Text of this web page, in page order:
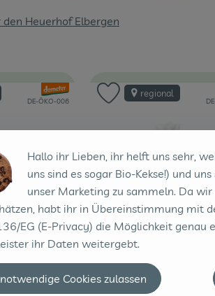
Heuerhof Elbergen
, Verband:
, Kontrollstelle:
DE-ÖKO-006hinzufügen ,
regional
Produkt zu
Hallo ihr Lieben, ihr helft uns sehr,
uns sind es sogar Bio-Kekse!) und
unser Marketing zu sammeln. Da
habt ihr in Übereinstimmung mit
EG (E-Privacy) die Möglichkeit genau
ihr Daten weitergebt.
Cookies zulassen